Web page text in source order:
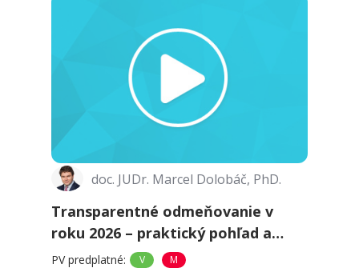
doc. JUDr. Marcel Dolobáč, PhD.
Transparentné odmeňovanie v
roku 2026 – praktický pohľad a
najčastejšie otázky
PV predplatné: V M